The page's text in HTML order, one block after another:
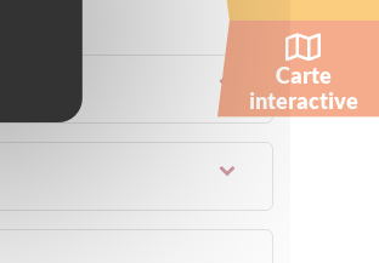
Carte
interactive